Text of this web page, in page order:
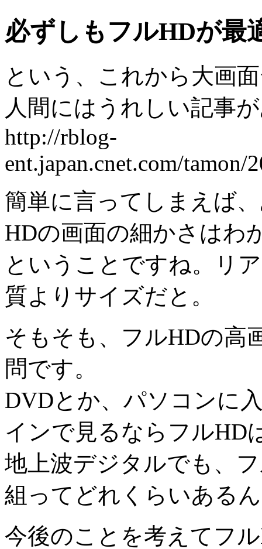
必ずしもフルHDが最
という、これから大画
人間にはうれしい記事
http://rblog-
ent.japan.cnet.com/tamon/
簡単に言ってしまえば
HDの画面の細かさはわ
ということですね。リ
質よりサイズだと。
そもそも、フルHDの高
問です。
DVDとか、パソコンに
インで見るならフルHD
地上波デジタルでも、
組ってどれくらいある
今後のことを考えてフ